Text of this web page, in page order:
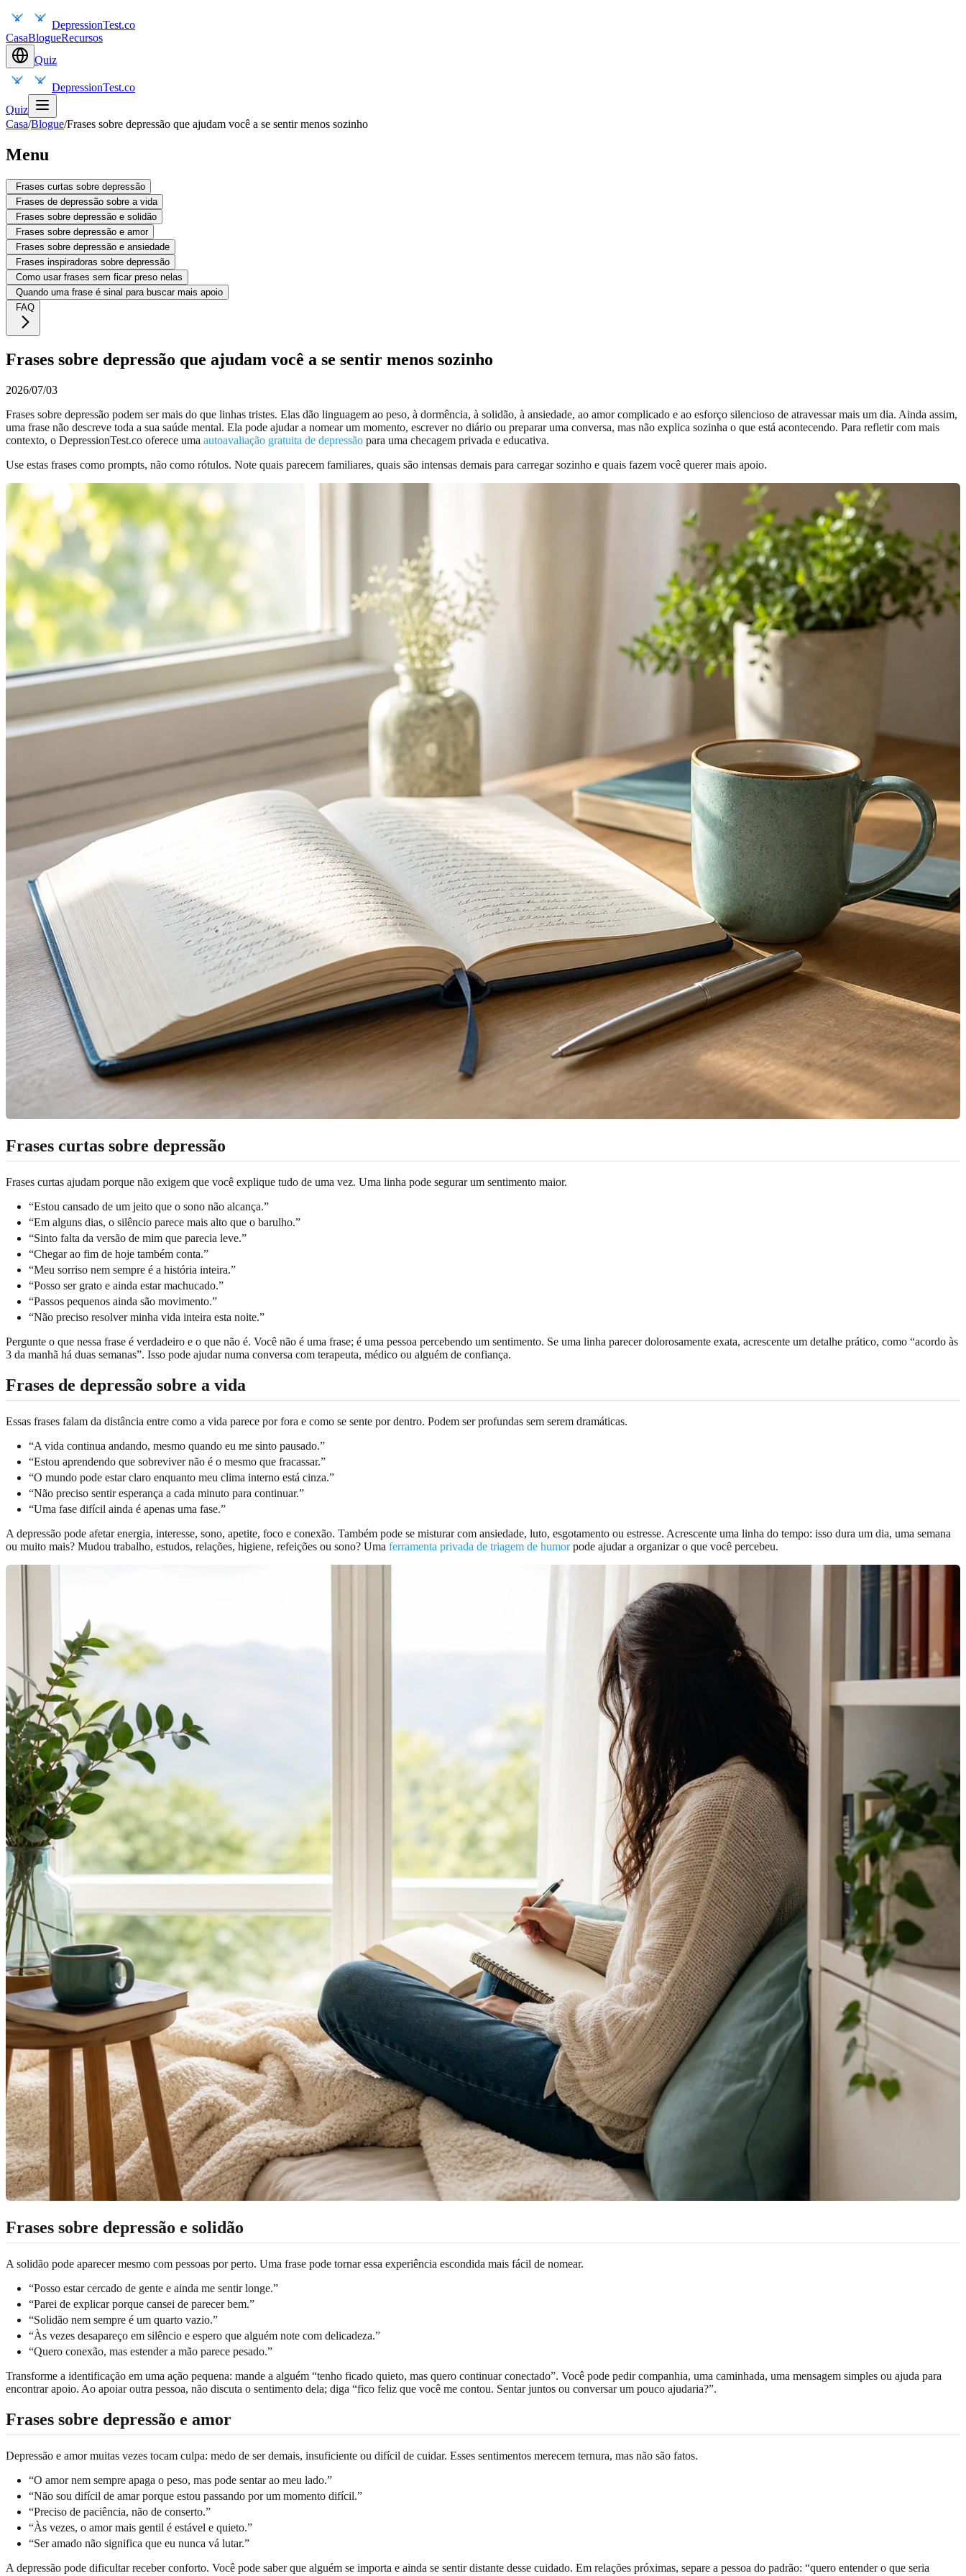
DepressionTest.co
CasaBlogueRecursos
Quiz
DepressionTest.co
Quiz
Casa/Blogue/Frases sobre depressão que ajudam você a se sentir menos sozinho
Menu
Frases curtas sobre depressão
Frases de depressão sobre a vida
Frases sobre depressão e solidão
Frases sobre depressão e amor
Frases sobre depressão e ansiedade
Frases inspiradoras sobre depressão
Como usar frases sem ficar preso nelas
Quando uma frase é sinal para buscar mais apoio
FAQ
Frases sobre depressão que ajudam você a se sentir menos sozinho
2026/07/03
Frases sobre depressão podem ser mais do que linhas tristes. Elas dão linguagem ao peso, à dormência, à solidão, à ansiedade, ao amor complicado e ao esforço silencioso de atravessar mais um dia. Ainda assim,
uma frase não descreve toda a sua saúde mental. Ela pode ajudar a nomear um momento, escrever no diário ou preparar uma conversa, mas não explica sozinha o que está acontecendo. Para refletir com mais
contexto, o DepressionTest.co oferece uma autoavaliação gratuita de depressão para uma checagem privada e educativa.
Use estas frases como prompts, não como rótulos. Note quais parecem familiares, quais são intensas demais para carregar sozinho e quais fazem você querer mais apoio.
Frases curtas sobre depressão
Frases curtas ajudam porque não exigem que você explique tudo de uma vez. Uma linha pode segurar um sentimento maior.
“Estou cansado de um jeito que o sono não alcança.”
“Em alguns dias, o silêncio parece mais alto que o barulho.”
“Sinto falta da versão de mim que parecia leve.”
“Chegar ao fim de hoje também conta.”
“Meu sorriso nem sempre é a história inteira.”
“Posso ser grato e ainda estar machucado.”
“Passos pequenos ainda são movimento.”
“Não preciso resolver minha vida inteira esta noite.”
Pergunte o que nessa frase é verdadeiro e o que não é. Você não é uma frase; é uma pessoa percebendo um sentimento. Se uma linha parecer dolorosamente exata, acrescente um detalhe prático, como “acordo às
3 da manhã há duas semanas”. Isso pode ajudar numa conversa com terapeuta, médico ou alguém de confiança.
Frases de depressão sobre a vida
Essas frases falam da distância entre como a vida parece por fora e como se sente por dentro. Podem ser profundas sem serem dramáticas.
“A vida continua andando, mesmo quando eu me sinto pausado.”
“Estou aprendendo que sobreviver não é o mesmo que fracassar.”
“O mundo pode estar claro enquanto meu clima interno está cinza.”
“Não preciso sentir esperança a cada minuto para continuar.”
“Uma fase difícil ainda é apenas uma fase.”
A depressão pode afetar energia, interesse, sono, apetite, foco e conexão. Também pode se misturar com ansiedade, luto, esgotamento ou estresse. Acrescente uma linha do tempo: isso dura um dia, uma semana
ou muito mais? Mudou trabalho, estudos, relações, higiene, refeições ou sono? Uma ferramenta privada de triagem de humorpode ajudar a organizar o que você percebeu.
Frases sobre depressão e solidão
A solidão pode aparecer mesmo com pessoas por perto. Uma frase pode tornar essa experiência escondida mais fácil de nomear.
“Posso estar cercado de gente e ainda me sentir longe.”
“Parei de explicar porque cansei de parecer bem.”
“Solidão nem sempre é um quarto vazio.”
“Às vezes desapareço em silêncio e espero que alguém note com delicadeza.”
“Quero conexão, mas estender a mão parece pesado.”
Transforme a identificação em uma ação pequena: mande a alguém “tenho ficado quieto, mas quero continuar conectado”. Você pode pedir companhia, uma caminhada, uma mensagem simples ou ajuda para
encontrar apoio. Ao apoiar outra pessoa, não discuta o sentimento dela; diga “fico feliz que você me contou. Sentar juntos ou conversar um pouco ajudaria?”.
Frases sobre depressão e amor
Depressão e amor muitas vezes tocam culpa: medo de ser demais, insuficiente ou difícil de cuidar. Esses sentimentos merecem ternura, mas não são fatos.
“O amor nem sempre apaga o peso, mas pode sentar ao meu lado.”
“Não sou difícil de amar porque estou passando por um momento difícil.”
“Preciso de paciência, não de conserto.”
“Às vezes, o amor mais gentil é estável e quieto.”
“Ser amado não significa que eu nunca vá lutar.”
A depressão pode dificultar receber conforto. Você pode saber que alguém se importa e ainda se sentir distante desse cuidado. Em relações próximas, separe a pessoa do padrão: “quero entender o que seria